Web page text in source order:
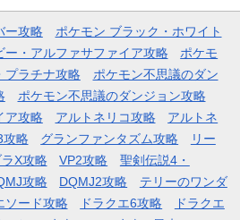
ー攻略
ポケモン ブラック・ホワイト
ー・アルファサファイア攻略
ポケモ
プラチナ攻略
ポケモン不思議のダン
ポケモン不思議のダンジョン攻略
ア攻略
アルトネリコ攻略
アルトネ
攻略 グランファンタズム攻略
リー
X攻略 VP2攻略
聖剣伝説4・
攻略 DQMJ2攻略
テリーのワンダ
ソード攻略 ドラクエ6攻略
ドラクエ